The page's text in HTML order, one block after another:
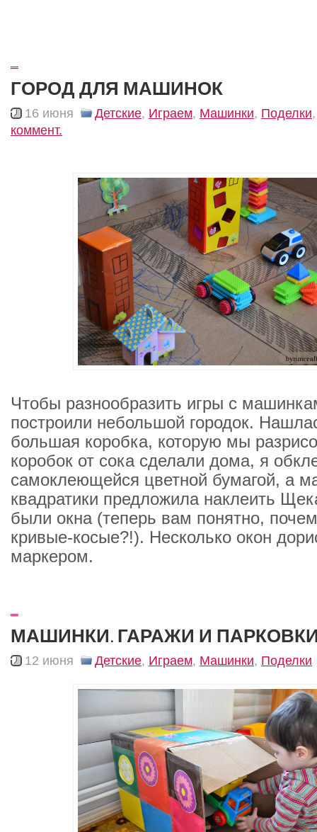
ГОРОД ДЛЯ МАШИНОК
16 июня Детские, Играем, Машинки, Поделки
коммент.
Чтобы разнообразить игры с
построили небольшой городок.
большая коробка, которую мы
коробок от сока сделали дома, я
самоклеющейся цветной бумагой, а
квадратики предложила наклеить
были окна (теперь вам понятно,
кривые-косые?!). Несколько окон
маркером.
МАШИНКИ. ГАРАЖИ И
12 июня Детские, Играем, Машинки, Поделки